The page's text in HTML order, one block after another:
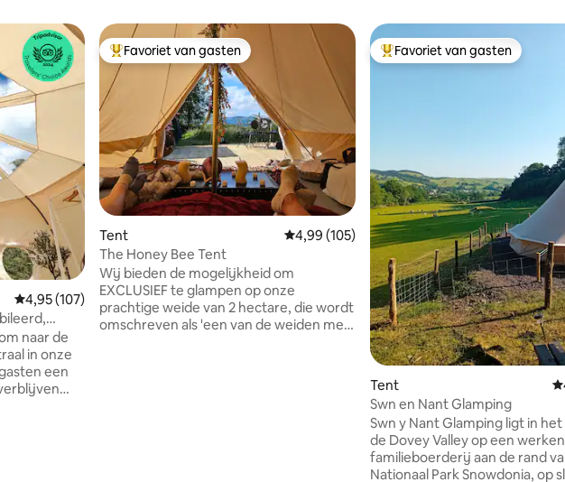
Gemiddelde beoordeling van 4,95 op 5, 107 recensies
4,95 (107)
naar de
in onze
een
Topfavoriet van gasten
Favoriet van gasten
Tent Gemiddelde beoordeling van 4,99 op 5, 105
4,99 (105)
The Honey Bee Tent
Wij bieden de mogelijkheid om
EXCLUSIEF te glampen op onze
prachtige weide van 2 hectare, die wordt
omschreven als 'een van de weiden met
Topfavoriet van gasten
Favoriet van gasten
Tent
Swn en Nant Glamping
Swn y Nant Glamping ligt in
de Dovey Valley op een
familieboerderij aan de rand
Nationaal Park Snowdonia, op